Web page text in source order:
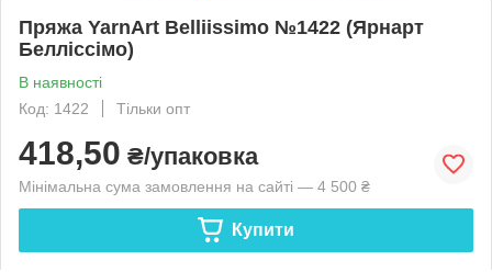
Пряжа YarnArt Belliissimo №1422 (Ярнарт
Белліссімо)
В наявності
Код: 1422
Тільки опт
418,50 ₴/упаковка
Мінімальна сума замовлення на сайті — 4 500 ₴
Купити